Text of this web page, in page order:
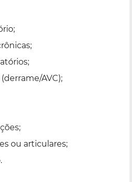
AVC);
ou articulares;